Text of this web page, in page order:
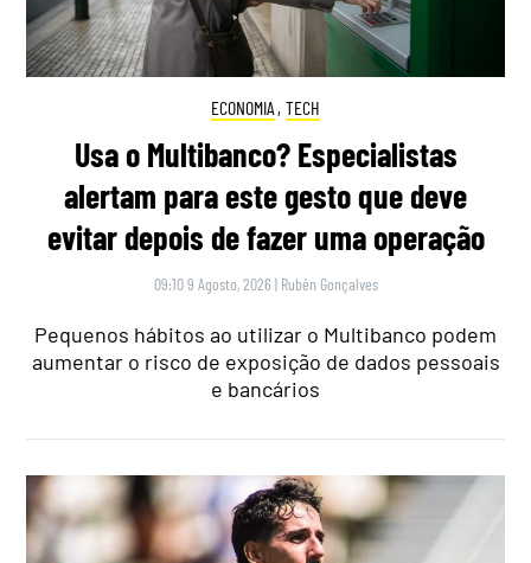
ECONOMIA , TECH
Usa o Multibanco? Especialistas
alertam para este gesto que deve
evitar depois de fazer uma operação
09:10 9 Agosto, 2026 | Rubén Gonçalves
Pequenos hábitos ao utilizar o Multibanco podem
aumentar o risco de exposição de dados pessoais
e bancários